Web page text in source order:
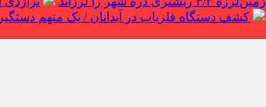
کشف دستگاه فلزیاب در آبدانان / یک متهم